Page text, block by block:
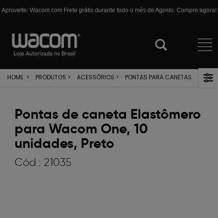
Aproveite: Wacom com Frete grátis durante todo o mês de Agosto. Compre agora!
HOME > PRODUTOS > ACESSÓRIOS > PONTAS PARA CANETAS
Pontas de caneta Elastômero
para Wacom One, 10
unidades, Preto
Cód.: 21035